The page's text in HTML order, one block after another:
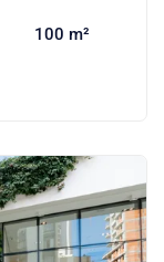
100 m²